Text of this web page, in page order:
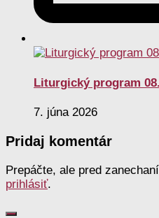
Liturgický program
7. júna 2026
Pridaj komentár
Prepáčte, ale pred
prihlásiť.